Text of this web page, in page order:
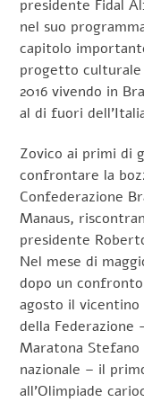
presidente Fidal
nel suo
capitolo
progetto
2016 vivendo in
al di fuori
Zovico ai primi di
confrontare la
Confederazione
Manaus,
presidente
Nel mese di
dopo un
agosto il
della Federazione
Maratona Stefano
nazionale – il
all’Olimpiade